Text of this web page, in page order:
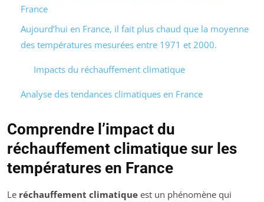
France
Aujourd’hui en France, il fait plus chaud que la moyenne
des températures mesurées entre 1971 et 2000.
Impacts du réchauffement climatique
Analyse des tendances climatiques en France
Comprendre l’impact du
réchauffement climatique sur les
températures en France
Le réchauffement climatique est un phénomène qui